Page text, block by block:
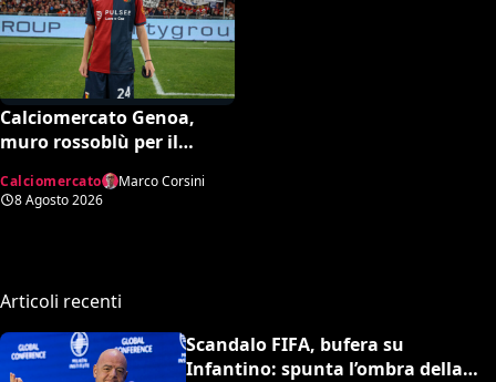
Calciomercato Genoa,
muro rossoblù per il
all’offerta da un milione
del Borussia Dortmund
Calciomercato
Marco Corsini
8 Agosto 2026
Articoli recenti
Scandalo FIFA, bufera su
Infantino: spunta l’ombra della